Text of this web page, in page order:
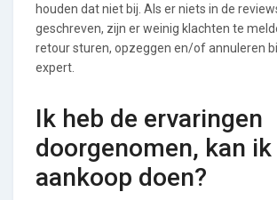
houden dat niet bij. Als er niets in de
geschreven, zijn er weinig klachten te
retour sturen, opzeggen en/of annuleren
expert.
Ik heb de ervaringen
doorgenomen, kan
aankoop doen?